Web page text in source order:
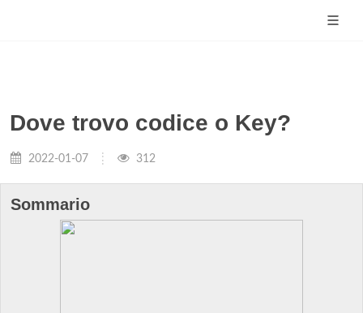
Dove trovo codice o Key?
2022-01-07 312
Sommario